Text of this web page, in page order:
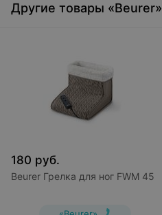
Другие товары «Beurer»
180 руб.
Beurer Грелка для ног FWM 45